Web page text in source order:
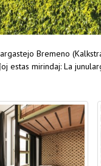
Bremeno
estas mirindaj: La